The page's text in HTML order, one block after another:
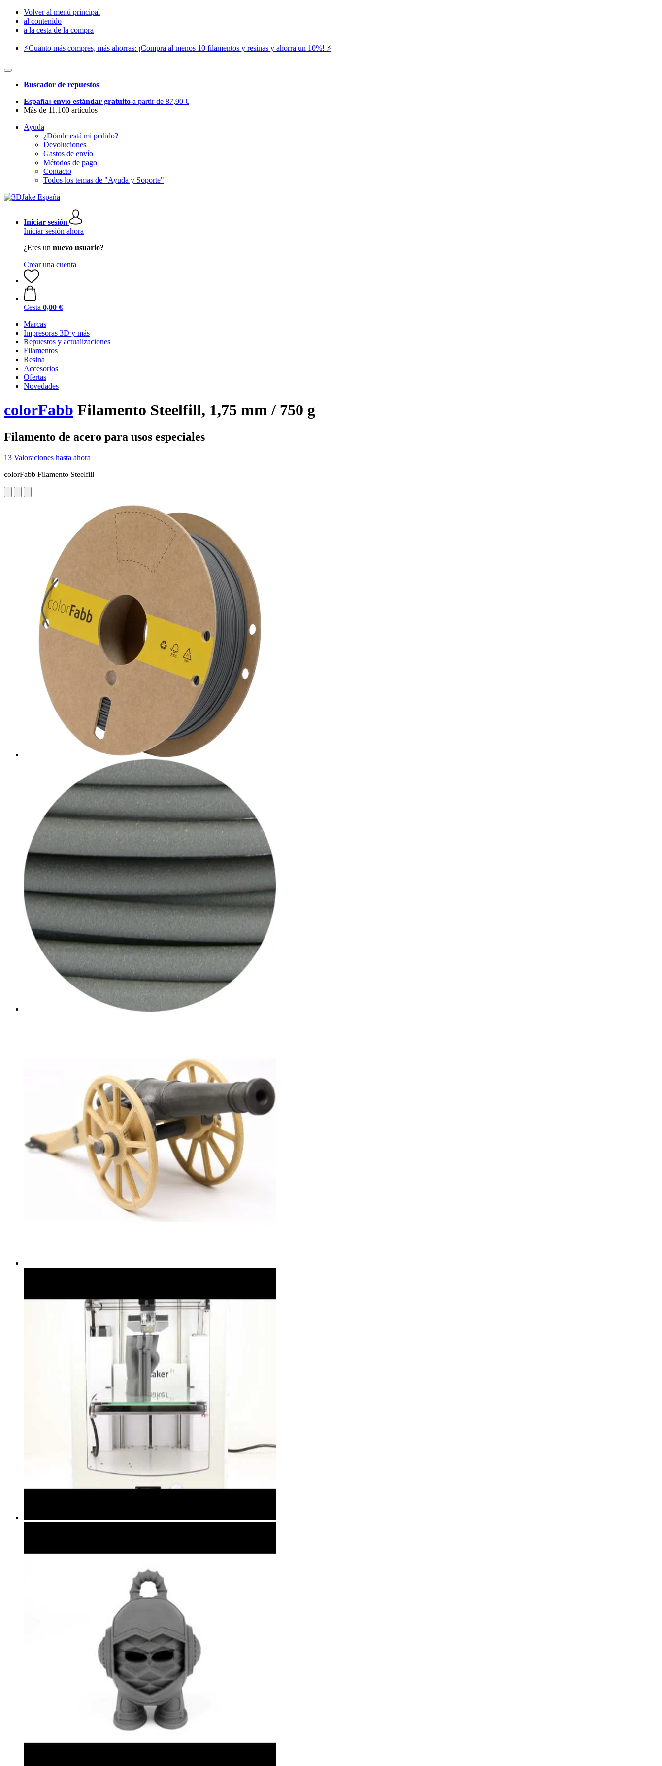
Volver al menú principal
al contenido
a la cesta de la compra
⚡️Cuanto más compres, más ahorras: ¡Compra al menos 10 filamentos y resinas y ahorra un 10%! ⚡️
Buscador de repuestos
España: envío estándar gratuito a partir de 87,90 €
Más de 11.100 artículos
Ayuda
¿Dónde está mi pedido?
Devoluciones
Gastos de envío
Métodos de pago
Contacto
Todos los temas de "Ayuda y Soporte"
Iniciar sesión
Iniciar sesión ahora
¿Eres un nuevo usuario?
Crear una cuenta
Cesta 0,00 €
Marcas
Impresoras 3D y más
Repuestos y actualizaciones
Filamentos
Resina
Accesorios
Ofertas
Novedades
colorFabb Filamento Steelfill, 1,75 mm / 750 g
Filamento de acero para usos especiales
13 Valoraciones hasta ahora
colorFabb Filamento Steelfill